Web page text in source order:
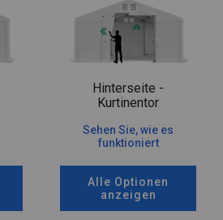
Hinterseite -
Kurtinentor
Sehen Sie, wie es
funktioniert
Alle Optionen
anzeigen